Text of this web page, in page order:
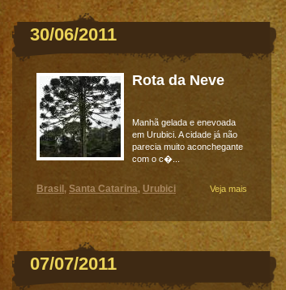
30/06/2011
Rota da Neve
Manhã gelada e enevoada
em Urubici. A cidade já não
parecia muito aconchegante
com o c�...
Veja mais
Brasil , Santa Catarina, Urubici
07/07/2011